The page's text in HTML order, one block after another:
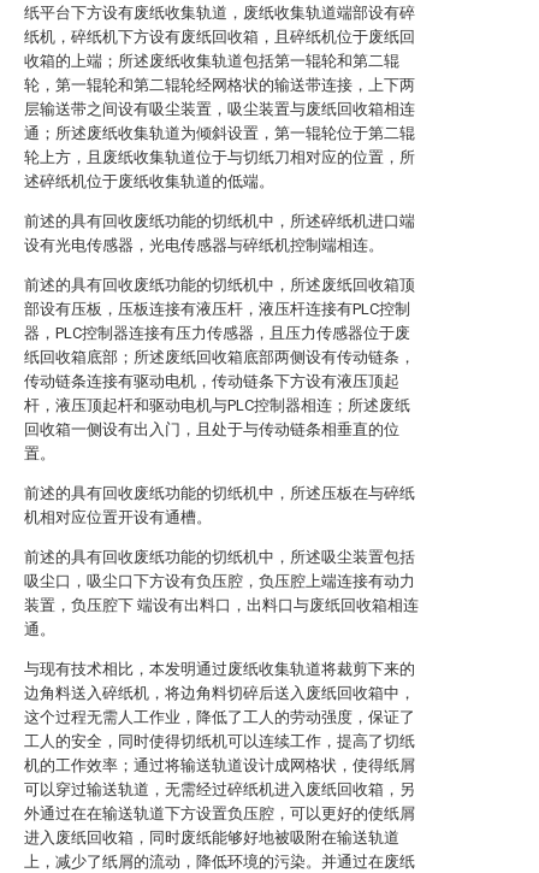
纸平台下方设有废纸收集轨道，废纸收集轨道端部设有碎
纸机，碎纸机下方设有废纸回收箱，且碎纸机位于废纸回
收箱的上端；所述废纸收集轨道包括第一辊轮和第二辊
轮，第一辊轮和第二辊轮经网格状的输送带连接，上下两
层输送带之间设有吸尘装置，吸尘装置与废纸回收箱相连
通；所述废纸收集轨道为倾斜设置，第一辊轮位于第二辊
轮上方，且废纸收集轨道位于与切纸刀相对应的位置，所
述碎纸机位于废纸收集轨道的低端。
前述的具有回收废纸功能的切纸机中，所述碎纸机进口端
设有光电传感器，光电传感器与碎纸机控制端相连。
前述的具有回收废纸功能的切纸机中，所述废纸回收箱顶
部设有压板，压板连接有液压杆，液压杆连接有PLC控制
器，PLC控制器连接有压力传感器，且压力传感器位于废
纸回收箱底部；所述废纸回收箱底部两侧设有传动链条，
传动链条连接有驱动电机，传动链条下方设有液压顶起
杆，液压顶起杆和驱动电机与PLC控制器相连；所述废纸
回收箱一侧设有出入门，且处于与传动链条相垂直的位
置。
前述的具有回收废纸功能的切纸机中，所述压板在与碎纸
机相对应位置开设有通槽。
前述的具有回收废纸功能的切纸机中，所述吸尘装置包括
吸尘口，吸尘口下方设有负压腔，负压腔上端连接有动力
装置，负压腔下 端设有出料口，出料口与废纸回收箱相连
通。
与现有技术相比，本发明通过废纸收集轨道将裁剪下来的
边角料送入碎纸机，将边角料切碎后送入废纸回收箱中，
这个过程无需人工作业，降低了工人的劳动强度，保证了
工人的安全，同时使得切纸机可以连续工作，提高了切纸
机的工作效率；通过将输送轨道设计成网格状，使得纸屑
可以穿过输送轨道，无需经过碎纸机进入废纸回收箱，另
外通过在在输送轨道下方设置负压腔，可以更好的使纸屑
进入废纸回收箱，同时废纸能够好地被吸附在输送轨道
上，减少了纸屑的流动，降低环境的污染。并通过在废纸